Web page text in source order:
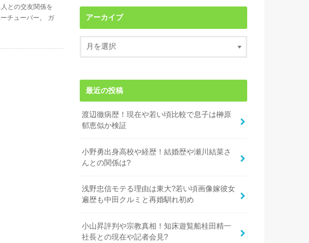
との交友関係を
チューバー。 ガ
アーカイブ
最近の投稿
渡辺徹病歴！現在や若い頃比較で息子は榊原
郁恵似か検証
小野勇出身高校や経歴！結婚歴や瀬川結菜さ
んとの関係は?
浅野忠信モテる理由は東大?若い頃画像嫁彼女
遍歴も中田クルミと再婚馴れ初め
小山昇評判や宗教真相！知床遊覧船桂田精一
社長との現在や記者会見?